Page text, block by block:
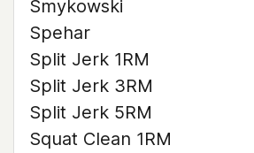
Smykowski
Spehar
Split Jerk 1RM
Split Jerk 3RM
Split Jerk 5RM
Squat Clean 1RM